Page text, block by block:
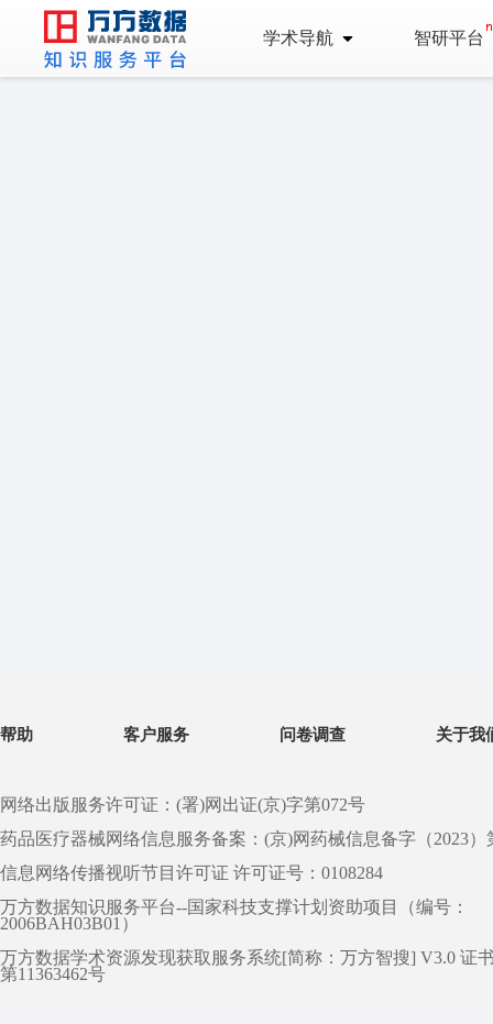
学术导航 智研平台
帮助 客户服务 问卷调查 关于我
网络出版服务许可证：(署)网出证(京)字第072号
药品医疗器械网络信息服务备案：(京)网药械信息备字（2023）
信息网络传播视听节目许可证 许可证号：0108284
万方数据知识服务平台--国家科技支撑计划资助项目（编号：
2006BAH03B01）
万方数据学术资源发现获取服务系统[简称：万方智搜] V3.0 证
第11363462号